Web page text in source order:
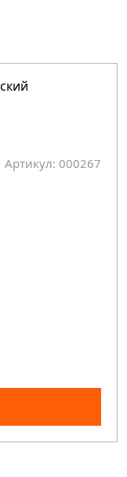
Артикул: 000267